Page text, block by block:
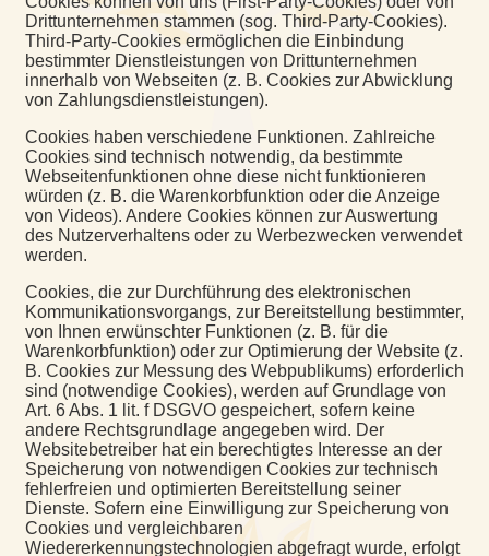
Drittunternehmen stammen (sog. Third-Party-Cookies).
Third-Party-Cookies ermöglichen die Einbindung
bestimmter Dienstleistungen von Drittunternehmen
innerhalb von Webseiten (z. B. Cookies zur Abwicklung
von Zahlungsdienstleistungen).
Cookies haben verschiedene Funktionen. Zahlreiche
Cookies sind technisch notwendig, da bestimmte
Webseitenfunktionen ohne diese nicht funktionieren
würden (z. B. die Warenkorbfunktion oder die Anzeige
von Videos). Andere Cookies können zur Auswertung
des Nutzerverhaltens oder zu Werbezwecken verwendet
werden.
Cookies, die zur Durchführung des elektronischen
Kommunikationsvorgangs, zur Bereitstellung bestimmter,
von Ihnen erwünschter Funktionen (z. B. für die
Warenkorbfunktion) oder zur Optimierung der Website (z.
B. Cookies zur Messung des Webpublikums) erforderlich
sind (notwendige Cookies), werden auf Grundlage von
Art. 6 Abs. 1 lit. f DSGVO gespeichert, sofern keine
andere Rechtsgrundlage angegeben wird. Der
Websitebetreiber hat ein berechtigtes Interesse an der
Speicherung von notwendigen Cookies zur technisch
fehlerfreien und optimierten Bereitstellung seiner
Dienste. Sofern eine Einwilligung zur Speicherung von
Cookies und vergleichbaren
Wiedererkennungstechnologien abgefragt wurde, erfolgt